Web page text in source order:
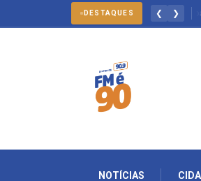
DESTAQUES ❮ ❯
Salto: forças policiais se mobilizam para
NOTÍCIAS